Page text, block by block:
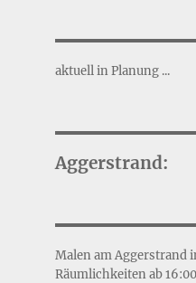
aktuell in Planung ...
Aggerstrand:
Malen am Aggerstrand
Räumlichkeiten ab